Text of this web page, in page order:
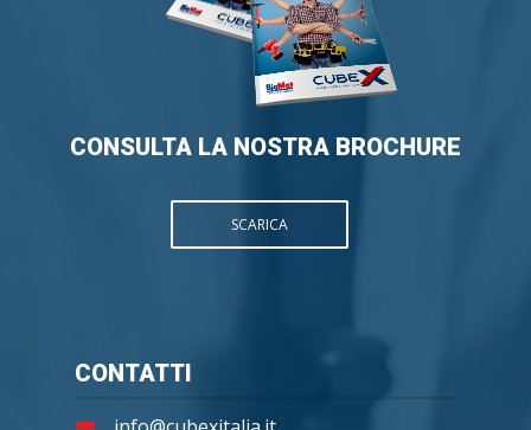
CONSULTA LA NOSTRA BROCHURE
SCARICA
CONTATTI